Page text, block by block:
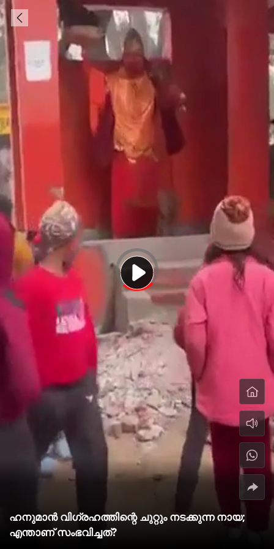
ഹനുമാന്‍ വിഗ്രഹത്തിന്റെ ചുറ്റും നടക്കുന്ന നായ;
എന്താണ് സംഭവിച്ചത്?